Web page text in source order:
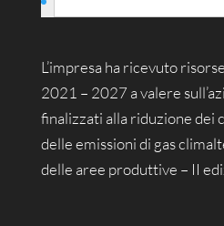
L’impresa ha ricevuto
2021 – 2027 a valere
finalizzati alla riduzione dei
delle emissioni di gas
delle aree produttive – II